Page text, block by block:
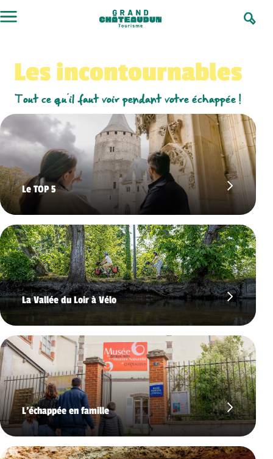
to
Les incontournables
Tout ce qu’il faut voir pendant votre échappée !
Le TOP 5
La Vallée du Loir à Vélo
L’échappée en famille